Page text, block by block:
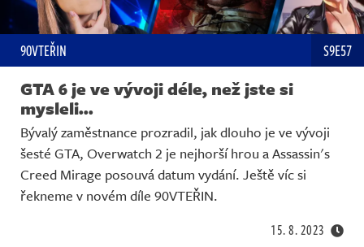
90VTEŘIN S9E57
GTA 6 je ve vývoji déle, než jste si
mysleli...
Bývalý zaměstnance prozradil, jak dlouho je ve vývoji
šesté GTA, Overwatch 2 je nejhorší hrou a Assassin's
Creed Mirage posouvá datum vydání. Ještě víc si
řekneme v novém díle 90VTEŘIN.
15. 8. 2023